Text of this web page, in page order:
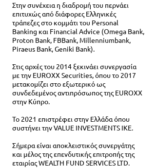
Στην συνέχεια η διαδρομή του περνάει
επιτυχώς από διάφορες Ελληνικές
τράπεζες στο κομμάτι του Personal
Banking και Financial Advice (Omega Bank,
Proton Bank, FBBank, Millenniumbank,
Piraeus Bank, Geniki Bank).
Στις αρχές του 2014 ξεκινάει συνεργασία
με την EUROXX Securities, όπου το 2017
μετακομίζει στο εξωτερικό ως
συνδεδεμένος αντιπρόσωπος της EUROXX
στην Κύπρο.
Το 2021 επιστρέφει στην Ελλάδα όπου
συστήνει την VALUE INVESTMENTS IKE.
Σήμερα είναι αποκλειστικός συνεργάτης
και μέλος της επενδυτικής επιτροπής της
εταιρίας WEALTH FUND SERVICES LTD.